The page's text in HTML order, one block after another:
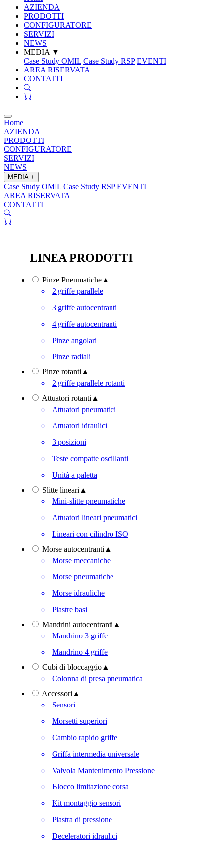
AZIENDA
PRODOTTI
CONFIGURATORE
SERVIZI
NEWS
MEDIA ▼
Case Study OMIL Case Study RSP EVENTI
AREA RISERVATA
CONTATTI
Home
AZIENDA
PRODOTTI
CONFIGURATORE
SERVIZI
NEWS
MEDIA +
Case Study OMIL Case Study RSP EVENTI
AREA RISERVATA
CONTATTI
LINEA PRODOTTI
Pinze Pneumatiche ▲
2 griffe parallele
3 griffe autocentranti
4 griffe autocentranti
Pinze angolari
Pinze radiali
Pinze rotanti ▲
2 griffe parallele rotanti
Attuatori rotanti ▲
Attuatori pneumatici
Attuatori idraulici
3 posizioni
Teste compatte oscillanti
Unità a paletta
Slitte lineari ▲
Mini-slitte pneumatiche
Attuatori lineari pneumatici
Lineari con cilindro ISO
Morse autocentranti ▲
Morse meccaniche
Morse pneumatiche
Morse idrauliche
Piastre basi
Mandrini autocentranti ▲
Mandrino 3 griffe
Mandrino 4 griffe
Cubi di bloccaggio ▲
Colonna di presa pneumatica
Accessori ▲
Sensori
Morsetti superiori
Cambio rapido griffe
Griffa intermedia universale
Valvola Mantenimento Pressione
Blocco limitazione corsa
Kit montaggio sensori
Piastra di pressione
Deceleratori idraulici